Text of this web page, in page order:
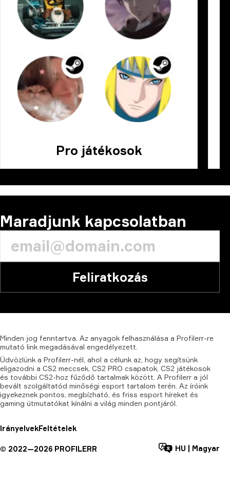
Pro játékosok
Maradjunk kapcsolatban
Feliratkozás
Minden jog fenntartva. Az anyagok felhasználása a Profilerr-re
mutató link megadásával engedélyezett.
Üdvözlünk a Profilerr-nél, ahol a célunk az, hogy segítsünk
eligazodni a CS2 meccsek, CS2 PRO csapatok, CS2 játékosok
és további CS2-hoz fűződő tartalmak között. A Profilerr a jól
bevált szolgáltatód minőségi esport tartalom terén. Az íróink
igyekeznek pontos, megbízható, és friss esport híreket és
gaming útmutatókat kínálni a világ minden pontjáról.
IrányelvekFeltételek
© 2022—2026 PROFILERR HU Magyar